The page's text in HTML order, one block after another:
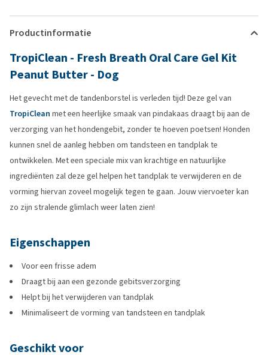
Productinformatie
TropiClean - Fresh Breath Oral Care Gel Kit
Peanut Butter - Dog
Het gevecht met de tandenborstel is verleden tijd! Deze gel van
TropiClean met een heerlijke smaak van pindakaas draagt bij aan de
verzorging van het hondengebit, zonder te hoeven poetsen! Honden
kunnen snel de aanleg hebben om tandsteen en tandplak te
ontwikkelen. Met een speciale mix van krachtige en natuurlijke
ingrediënten zal deze gel helpen het tandplak te verwijderen en de
vorming hiervan zoveel mogelijk tegen te gaan. Jouw viervoeter kan
zo zijn stralende glimlach weer laten zien!
Eigenschappen
Voor een frisse adem
Draagt bij aan een gezonde gebitsverzorging
Helpt bij het verwijderen van tandplak
Minimaliseert de vorming van tandsteen en tandplak
Geschikt voor